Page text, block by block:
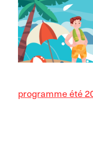
programme été